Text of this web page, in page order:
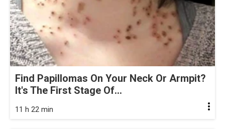
Find Papillomas On Your Neck Or Armpit?
It's The First Stage Of...
11 h 22 min